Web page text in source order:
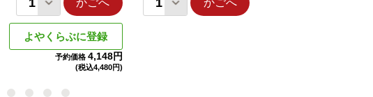
かごへ
よやくらぶに登録
予約価格 4,148円
(税込4,480円)
かごへ